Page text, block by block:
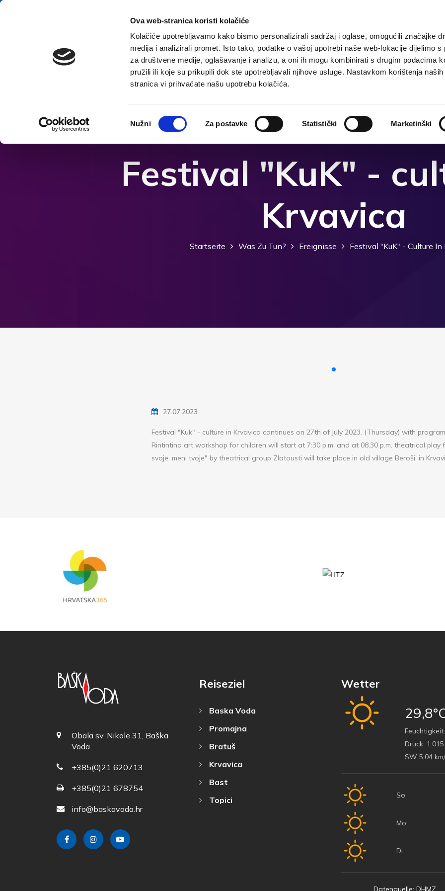
Ova web-stranica koristi kolačiće
Kolačiće upotrebljavamo kako bismo personalizirali sadržaj i oglase, omogućili značajke
medija i analizirali promet. Isto tako, podatke o vašoj upotrebi naše web-lokacije dijelimo s
za društvene medije, oglašavanje i analizu, a oni ih mogu kombinirati s drugim podacima
pružili ili koje su prikupili dok ste upotrebljavali njihove usluge. Nastavkom korištenja
stranica vi prihvaćate našu upotrebu kolačića.
pristanka
Nužni Za postavke Statistički Marketinški
Zum Inhalt springen
Startseite Grunddaten Unterkunft Was zu tun?
Festival "KuK" -
Krvavica
Startseite Was Zu Tun? Ereignisse Festival "KuK" - Culture In
27.07.2023
Festival "Kuk" - culture in Krvavica continues on 27th of July 2023. (Thursday) with
Rintintina art workshop for children will start at 7:30 p.m. and at 08.30 p.m. theatrical play
svoje, meni tvoje" by theatrical group Zlatousti will take place in old village Beroši, in
Obala sv. Nikole 31, Baška
Voda
+385(0)21 620713
+385(0)21 678754
info@baskavoda.hr
Reiseziel
Baska Voda
Promajna
Bratuš
Krvavica
Bast
Topici
Wetter
Feuchtigkeit:
Druck:
SW 5,04
So
Mo
Di
Datenquelle: DHMZ